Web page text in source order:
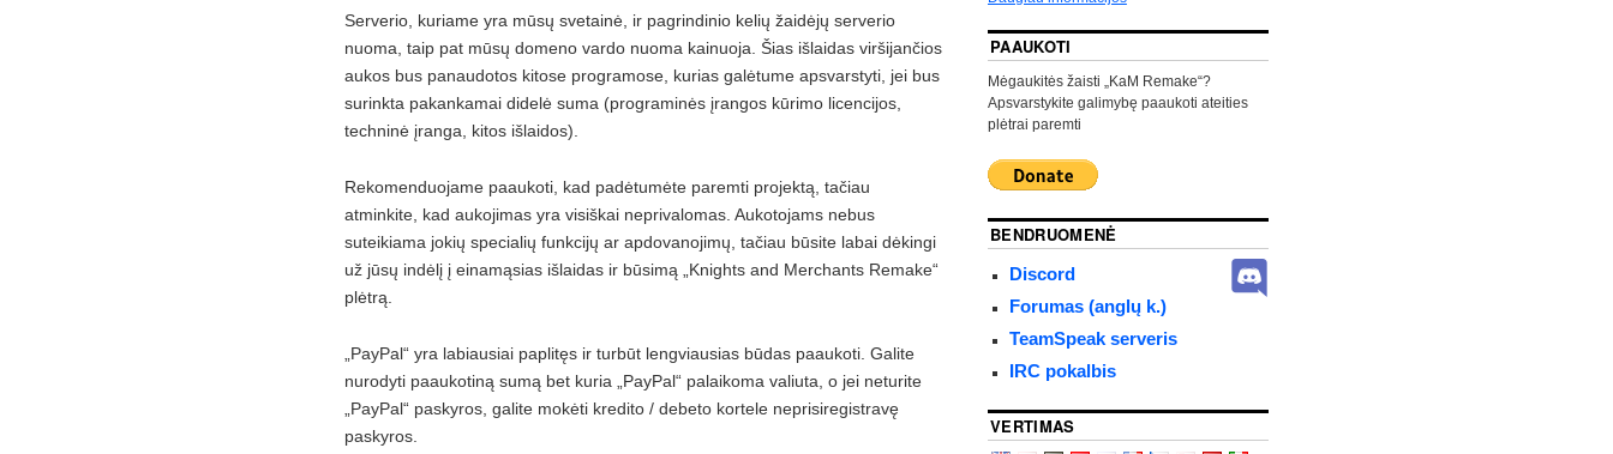
Serverio, kuriame yra mūsų svetainė, ir pagrindinio kelių žaidėjų serverio
nuoma, taip pat mūsų domeno vardo nuoma kainuoja. Šias išlaidas viršijančios
aukos bus panaudotos kitose programose, kurias galėtume apsvarstyti, jei bus
surinkta pakankamai didelė suma (programinės įrangos kūrimo licencijos,
techninė įranga, kitos išlaidos).
Rekomenduojame paaukoti, kad padėtumėte paremti projektą, tačiau
atminkite, kad aukojimas yra visiškai neprivalomas. Aukotojams nebus
suteikiama jokių specialių funkcijų ar apdovanojimų, tačiau būsite labai dėkingi
už jūsų indėlį į einamąsias išlaidas ir būsimą „Knights and Merchants Remake“
plėtrą.
„PayPal“ yra labiausiai paplitęs ir turbūt lengviausias būdas paaukoti. Galite
nurodyti paaukotiną sumą bet kuria „PayPal“ palaikoma valiuta, o jei neturite
„PayPal“ paskyros, galite mokėti kredito / debeto kortele neprisiregistravę
paskyros.
PAAUKOTI
Mėgaukitės žaisti „KaM Remake“?
Apsvarstykite galimybę paaukoti ateities
plėtrai paremti
BENDRUOMENĖ
Discord
Forumas (anglų k.)
TeamSpeak serveris
IRC pokalbis
VERTIMAS